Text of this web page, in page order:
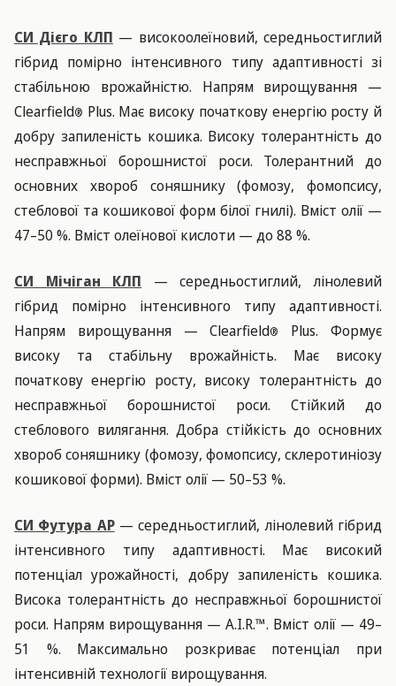
СИ Дієго КЛП — високоолеїновий, середньостиглий
гібрид помірно інтенсивного типу адаптивності зі
стабільною врожайністю. Напрям вирощування —
Clearfield® Plus. Має високу початкову енергію росту й
добру запиленість кошика. Високу толерантність до
несправжньої борошнистої роси. Толерантний до
основних хвороб соняшнику (фомозу, фомопсису,
стеблової та кошикової форм білої гнилі). Вміст олії —
47–50 %. Вміст олеїнової кислоти — до 88 %.
СИ Мічіган КЛП — середньостиглий, лінолевий
гібрид помірно інтенсивного типу адаптивності.
Напрям вирощування — Clearfield®
Plus. Формує
високу та стабільну врожайність. Має високу
початкову енергію росту, високу толерантність до
несправжньої борошнистої роси. Стійкий до
стеблового вилягання. Добра стійкість до основних
хвороб соняшнику (фомозу, фомопсису, склеротиніозу
кошикової форми). Вміст олії — 50–53 %.
СИ Футура АР— середньостиглий, лінолевий гібрид
інтенсивного типу адаптивності. Має високий
потенціал урожайності, добру запиленість кошика.
Висока толерантність до несправжньої борошнистої
роси. Напрям вирощування — A.I.R.™. Вміст олії — 49–
51 %. Максимально розкриває потенціал при
інтенсивній технології вирощування.